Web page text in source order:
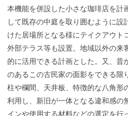
本機能を併設した小さな珈琲店を計
して既存の中庭を取り囲むように設
けた居場所となる様にテイクアウト
外部テラス等も設置。地域以外の来
的に活用できる計画とした。又、昔
のあるこの古民家の面影をできる限
柱や欄間、天井板、特徴的な八角形
利用し、新旧が一体となる違和感の
インや使用する材料などの選定を行